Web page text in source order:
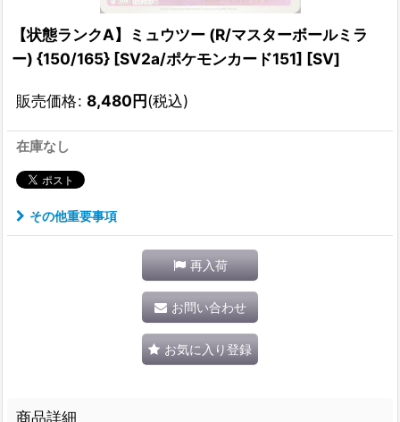
【状態ランクA】ミュウツー (R/マスターボールミラ
ー) {150/165} [SV2a/ポケモンカード151] [SV]
販売価格: 8,480円(税込)
在庫なし
その他重要事項
再入荷
お問い合わせ
お気に入り登録
商品詳細